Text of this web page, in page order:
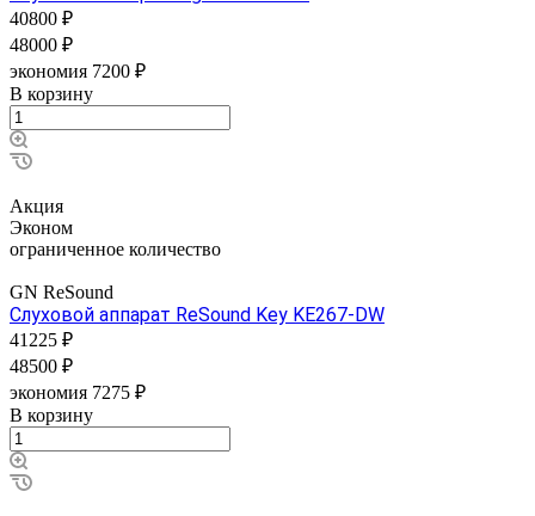
40800 ₽
48000 ₽
экономия 7200 ₽
В корзину
Акция
Эконом
ограниченное количество
GN ReSound
Слуховой аппарат ReSound Key KE267-DW
41225 ₽
48500 ₽
экономия 7275 ₽
В корзину